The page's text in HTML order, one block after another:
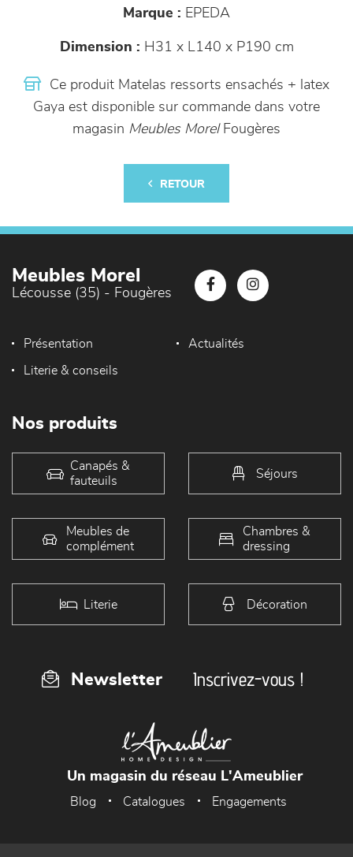
Marque : EPEDA
Dimension : H31 x L140 x P190 cm
Ce produit Matelas ressorts ensachés + latex
Gaya est disponible sur commande dans votre
magasin Meubles MorelFougères
RETOUR
Meubles Morel
Lécousse (35) - Fougères
Présentation Actualités
Literie & conseils
Nos produits
Canapés &
fauteuils
Séjours
Meubles de
complément
Chambres &
dressing
Literie Décoration
Newsletter Inscrivez-vous !
Un magasin du réseau L'Ameublier
Blog Catalogues Engagements